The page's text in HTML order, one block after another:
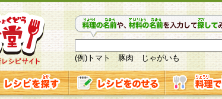
(例)トマト 豚肉 じゃがいも